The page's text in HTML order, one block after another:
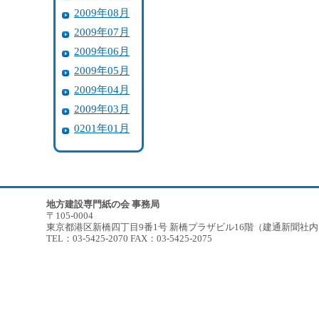
2009年08月
2009年07月
2009年06月
2009年05月
2009年04月
2009年03月
0201年01月
地方建設専門紙の会 事務局
〒105-0004
東京都港区新橋四丁目9番1号 新橋プラザビル16階（建通新聞社
TEL：03-5425-2070 FAX：03-5425-2075